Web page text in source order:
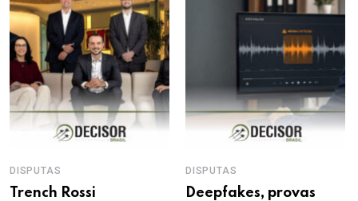
DISPUTAS
Trench Rossi
DISPUTAS
Deepfakes, provas